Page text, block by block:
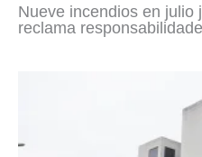
Nueve incendios en julio
reclama